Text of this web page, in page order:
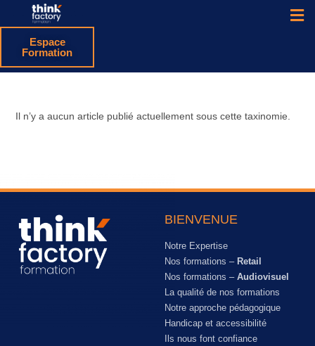
Espace
Formation
Il n’y a aucun article publié actuellement sous cette taxinomie.
BIENVENUE
Notre Expertise
Nos formations – Retail
Nos formations – Audiovisuel
La qualité de nos formations
Notre approche pédagogique
Handicap et accessibilité
Ils nous font confiance